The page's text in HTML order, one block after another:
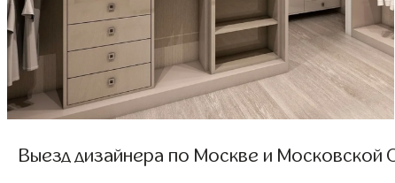
Выезд дизайнера по Москве и Московской